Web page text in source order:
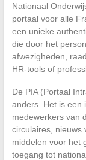
Nationaal
portaal voor alle
een unieke
die door het
afwezigheden,
HR-tools of
De PIA (Portaal
anders. Het is een
medewerkers van
circulaires, nieuws
middelen voor het
toegang tot